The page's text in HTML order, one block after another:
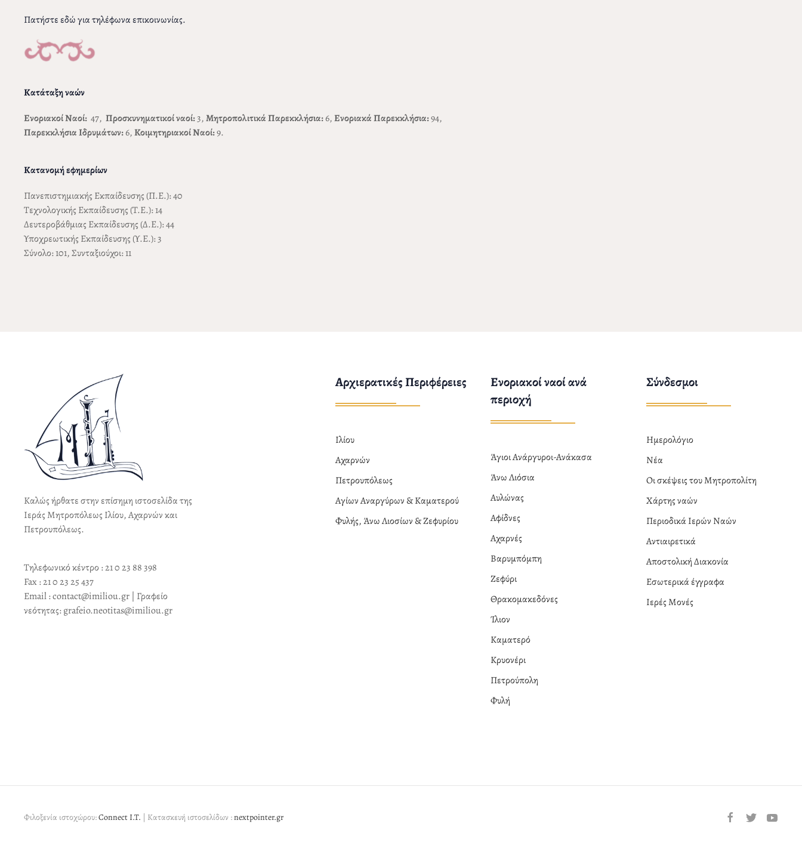
Πατήστε εδώ για τηλέφωνα επικοινωνίας.
Κατάταξη ναών
Ενοριακοί Ναοί: 47, Προσκυνηματικοί ναοί:3,Μητροπολιτικά Παρεκκλήσια:6,Ενοριακά Παρεκκλήσια:94,
Παρεκκλήσια Ιδρυμάτων:6,Κοιμητηριακοί Ναοί:9.
Κατανομή εφημερίων
Πανεπιστημιακής Εκπαίδευσης (Π.Ε.): 40
Τεχνολογικής Εκπαίδευσης (Τ.Ε.): 14
Δευτεροβάθμιας Εκπαίδευσης (Δ.Ε.): 44
Υποχρεωτικής Εκπαίδευσης (Υ.Ε.): 3
Σύνολο: 101, Συνταξιούχοι: 11
Καλώς ήρθατε στην επίσημη ιστοσελίδα της
Ιεράς Μητροπόλεως Ιλίου, Αχαρνών και
Πετρουπόλεως.
Τηλεφωνικό κέντρο : 21 0 23 88 398
Fax : 21 0 23 25 437
Email : contact@imiliou.gr | Γραφείο
νεότητας: grafeio.neotitas@imiliou.gr
Αρχιερατικές Περιφέρειες
Ιλίου
Αχαρνών
Πετρουπόλεως
Αγίων Αναργύρων & Καματερού
Φυλής, Άνω Λιοσίων & Ζεφυρίου
Ενοριακοί ναοί ανά
περιοχή
Άγιοι Ανάργυροι-Ανάκασα
Άνω Λιόσια
Αυλώνας
Αφίδνες
Αχαρνές
Βαρυμπόμπη
Ζεφύρι
Θρακομακεδόνες
Ίλιον
Καματερό
Κρυονέρι
Πετρούπολη
Φυλή
Σύνδεσμοι
Ημερολόγιο
Νέα
Οι σκέψεις του Μητροπολίτη
Χάρτης ναών
Περιοδικά Ιερών Ναών
Αντιαιρετικά
Αποστολική Διακονία
Εσωτερικά έγγραφα
Ιερές Μονές
Φιλοξενία ιστοχώρου:Connect I.T. | Κατασκευή ιστοσελίδων :nextpointer.gr